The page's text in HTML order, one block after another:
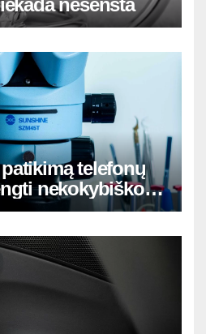
nesensta
telefonų
nekokybiško